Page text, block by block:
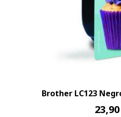
Brother LC123